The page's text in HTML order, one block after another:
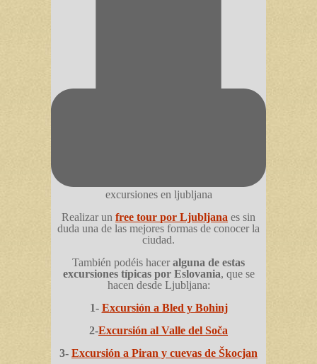
excursiones en ljubljana
Realizar un free tour por Ljubljana es sin
duda una de las mejores formas de conocer la
ciudad.
También podéis hacer alguna de estas
excursiones típicas por Eslovania, que se
hacen desde Ljubljana:
1- Excursión a Bled y Bohinj
2-Excursión al Valle del Soča
3- Excursión a Piran y cuevas de Škocjan